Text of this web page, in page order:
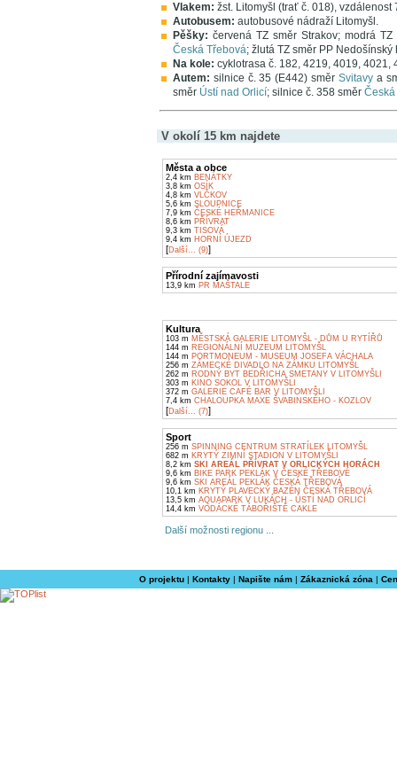
Vlakem: žst. Litomyšl (trať č. 018), vzdálenost
Autobusem: autobusové nádraží Litomyšl.
Pěšky: červená TZ směr Strakov; modrá
Česká Třebová; žlutá TZ směr PP Nedošínský
Na kole: cyklotrasa č. 182, 4219, 4019, 4021,
Autem: silnice č. 35 (E442) směr Svitavya
směr Ústí nad Orlicí; silnice č. 358 směr
V okolí 15 km najdete
Města a obce
2,4 km BENÁTKY
3,8 km OSÍK
4,8 km VLČKOV
5,6 km SLOUPNICE
7,9 km ČESKÉ HEŘMANICE
8,6 km PŘÍVRAT
9,3 km TISOVÁ
9,4 km HORNÍ ÚJEZD
[Další... (9)]
Přírodní zajímavosti
13,9 km PR MAŠTALE
Kultura
103 m MĚSTSKÁ GALERIE LITOMYŠL - DŮM U RYTÍŘŮ
144 m REGIONÁLNÍ MUZEUM LITOMYŠL
144 m PORTMONEUM - MUSEUM JOSEFA VÁCHALA
256 m ZÁMECKÉ DIVADLO NA ZÁMKU LITOMYŠL
262 m RODNÝ BYT BEDŘICHA SMETANY V LITOMYŠLI
303 m KINO SOKOL V LITOMYŠLI
372 m GALERIE CAFÉ BAR V LITOMYŠLI
7,4 km CHALOUPKA MAXE ŠVABINSKÉHO - KOZLOV
[Další... (7)]
Sport
256 m SPINNING CENTRUM STRATÍLEK LITOMYŠL
682 m KRYTÝ ZIMNÍ STADION V LITOMYŠLI
8,2 km SKI AREÁL PŘÍVRAT V ORLICKÝCH HORÁCH
9,6 km BIKE PARK PEKLÁK V ČESKÉ TŘEBOVÉ
9,6 km SKI AREÁL PEKLÁK ČESKÁ TŘEBOVÁ
10,1 km KRYTÝ PLAVECKÝ BAZÉN ČESKÁ TŘEBOVÁ
13,5 km AQUAPARK V LUKÁCH - ÚSTÍ NAD ORLICÍ
14,4 km VODÁCKÉ TÁBOŘIŠTĚ CAKLE
Další možnosti regionu ...
O projektu| Kontakty| Napište nám| Zákaznická zóna |